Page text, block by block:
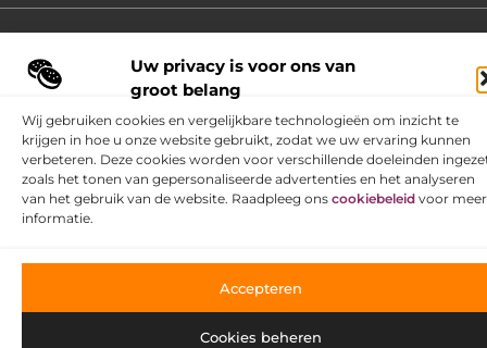
Uw privacy is voor ons van
groot belang
Wij gebruiken cookies en vergelijkbare technologieën om inzicht te
krijgen in hoe u onze website gebruikt, zodat we uw ervaring kunnen
verbeteren. Deze cookies worden voor verschillende doeleinden
zoals het tonen van gepersonaliseerde advertenties en het analyseren
van het gebruik van de website. Raadpleeg ons cookiebeleid voor meer
informatie.
Accepteren
Cookies beheren